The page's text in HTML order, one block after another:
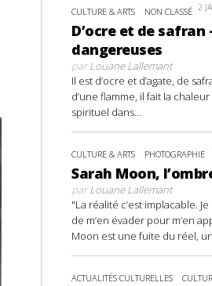
CULTURE & ARTS NON CLASSÉ 2
D’ocre et de
dangereuses
parLouane Lallemant
Il est d’ocre et d’agate, de
d’une flamme, il fait la
spirituel dans...
CULTURE & ARTS PHOTOGRAPHIE
Sarah Moon,
parLouane Lallemant
"La réalité c’est implacable.
de m’en évader pour m’en
Moon est une fuite du réel,
ACTUALITÉS CULTURELLES